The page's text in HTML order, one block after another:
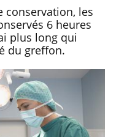
conservation, les
6 heures
plus long qui
du greffon.